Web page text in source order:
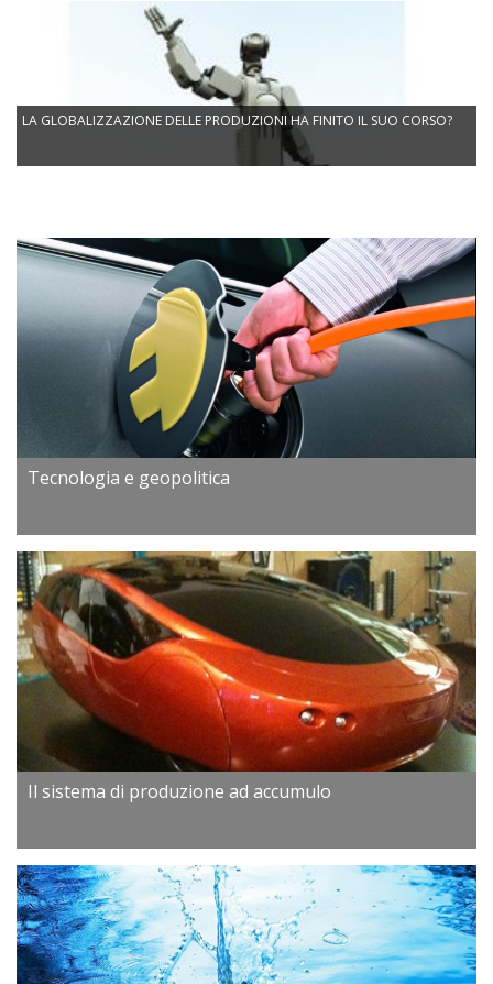
LA GLOBALIZZAZIONE DELLE PRODUZIONI HA FINITO IL SUO CORSO?
Tecnologia e geopolitica
Il sistema di produzione ad accumulo